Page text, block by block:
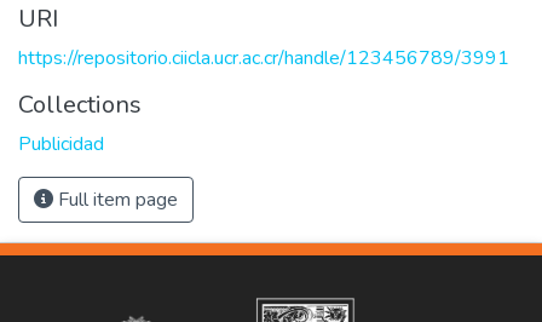
URI
https://repositorio.ciicla.ucr.ac.cr/handle/123456789/3991
Collections
Publicidad
Full item page